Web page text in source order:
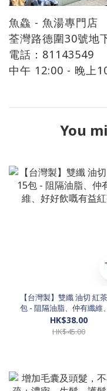
魚鱻 - 魚湯專門店
荃灣路德圍30號地
電話：81143549
中午 12:00 - 晚上
You
【台灣製】雙纖 油切 紅
包 - 阻隔油脂、仲有纖維
好飲嘅有益紅茶
HK$38.00
HK$45.00